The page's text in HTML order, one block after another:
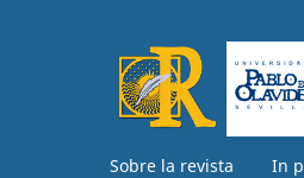
Sobre la revista In